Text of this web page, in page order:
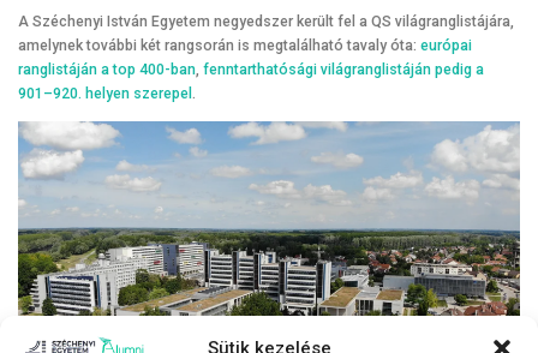
Sütik kezelése
A Széchenyi István Egyetem negyedszer került fel a QS világranglistájára,
amelynek további két rangsorán is megtalálható tavaly óta: európai
ranglistáján a top 400-ban fenntarthatósági világranglistáján pedig a
901–920. helyen szerepel